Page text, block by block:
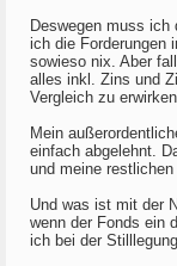
Deswegen muss
ich die Forderungen
sowieso nix. Aber
alles inkl. Zins und
Vergleich zu
Mein
einfach abgelehnt.
und meine
Und was ist mit der
wenn der Fonds ein
ich bei der